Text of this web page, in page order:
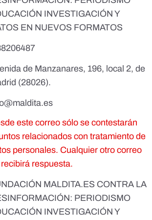
INVESTIGACIÓN Y
EN NUEVOS FORMATOS
de Manzanares, 196, local 2, de
(28026).
este correo sólo se contestarán
relacionados con tratamiento de
personales. Cualquier otro correo
respuesta.
MALDITA.ES CONTRA LA
PERIODISMO
INVESTIGACIÓN Y